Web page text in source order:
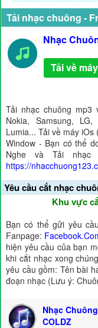
Tải nhạc chuông -
Nhạc
Tải về máy
Tải nhạc chuông mp3
Nokia, Samsung,
Lumia... Tải về máy
Window - Bạn có thể
Nghe và Tải
https://
Yêu cầu cắt nhạc
Khu vực
Bạn có thể gửi yêu
Fanpage:
hiện yêu cầu của bạn
khi cắt nhạc xong
yêu cầu gồm: Tên bài
đoạn nhạc (Lưu ý:
Nhạc
COLDZ